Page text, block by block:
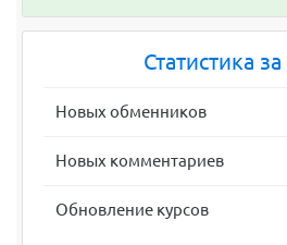
Статистика
Новых обменников
Новых комментариев
Обновление курсов